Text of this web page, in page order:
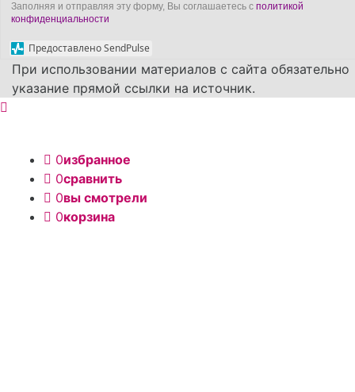
Заполняя и отправляя эту форму, Вы соглашаетесь с политикой
конфиденциальности
Предоставлено SendPulse
При использовании материалов с сайта обязательно
указание прямой ссылки на источник.
0избранное
0сравнить
0вы смотрели
0корзина